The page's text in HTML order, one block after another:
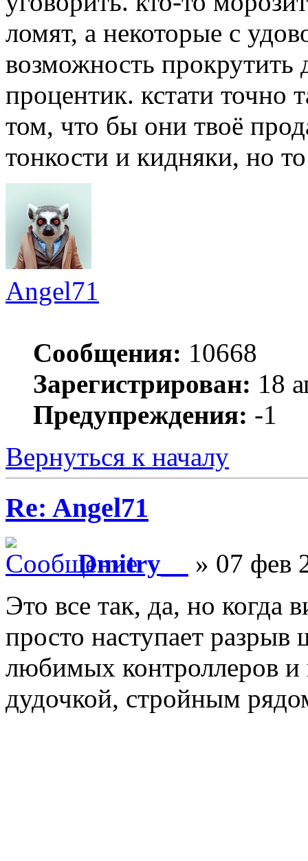
ломят, а некоторые с
возможность
процентик. кстати точно
том, что бы они твоё
тонкости и кидняки, но
Angel71
Сообщения: 10668
Зарегистрирован: 18
Предупреждения: -1
Вернуться к началу
Re: Angel71
Dmitry__
» 07 фев
Это все так, да, но когда
просто наступает
любимых контроллеров и
дудочкой, стройным